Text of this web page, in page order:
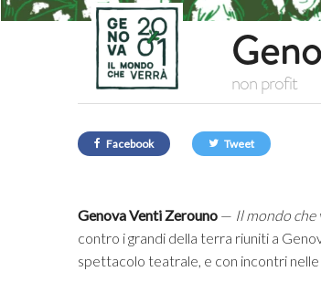
non profit
Facebook Tweet
Genova Venti Zerouno — Il mondo che
contro i grandi della terra riuniti a
spettacolo teatrale, e con incontri nelle